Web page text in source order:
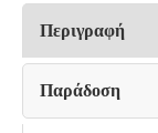
ΓΚΡΙ
ΧΡΩΜΑ
ΥΦΑΣΜΑΤΟΣ
160x208x124εκ
(160x200)
ποσότητα
Περιγραφή
Παράδοση